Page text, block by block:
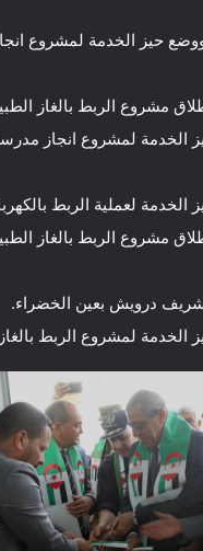
حيز الخدمة لمشروع
مشروع الربط بالغاز
لمشروع انجاز
لعملية الربط
مشروع الربط بالغاز
درويش بعين الخضراء.
الخدمة لمشروع الربط